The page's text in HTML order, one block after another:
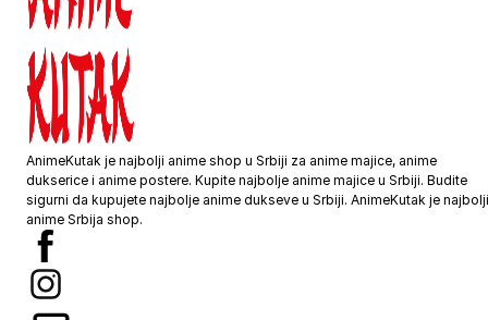
AnimeKutak je najbolji anime shop u Srbiji za anime majice, anime
dukserice i anime postere. Kupite najbolje anime majice u Srbiji. Budite
sigurni da kupujete najbolje anime dukseve u Srbiji. AnimeKutak je najbolji
anime Srbija shop.